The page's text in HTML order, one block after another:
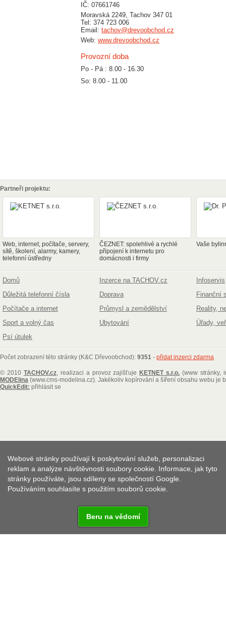
IČ: 07661746
Moravská 2249, Tachov 347 01
Tel: 374 723 006
Email: tachov@drevoobchod.cz
Web: www.drevoobchod.cz
Provozní doba
Po - Pá : 8.00 - 16.30
So: 8.00 - 11.00
Partneři projektu:
Web, internet, počítače, servery,
sítě, školení, alarmy, kamery,
telefonní ústředny
ČEZNET: spolehlivé a rychlé
připojení k internetu pro
domácnosti i firmy
Vaše
Domů Inzerce na TACHOV.cz
Infoservis
Důležitá telefonní čísla
Doprava
Finanční
Počítače a internet
Průmysl a zemědělství
Reality,
Sport a volný čas
Ubytování
Úřady,
Psí útulek
Počet zobrazení této stránky (K&C Dřevoobchod): 9351 - přidat inzerci zdarma
© 2010 TACHOV.cz, realizaci a provoz zajišťujeKETNET s.r.o. (www stránky,
MODElina (www.cms-modelina.cz) . Jakékoliv kopírování a šíření obsahu webu je
QuickEdit: přihlásit se
Webové stránky používají k poskytování služeb, personalizaci
reklam a analýze návštěvnosti soubory cookie. Informace, jak tyto
stránky používáte, jsou sdíleny se společností Google.
Používáním souhlasíte s použitím souborů cookie.
Beru na vědomí